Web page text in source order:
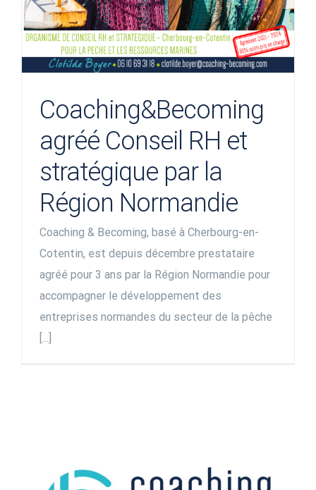
Coaching&Becoming
agréé Conseil RH et
stratégique par la
Région Normandie
Coaching & Becoming, basé à Cherbourg-en-
Cotentin, est depuis décembre prestataire
agréé pour 3 ans par la Région Normandie pour
accompagner le développement des
entreprises normandes du secteur de la pêche